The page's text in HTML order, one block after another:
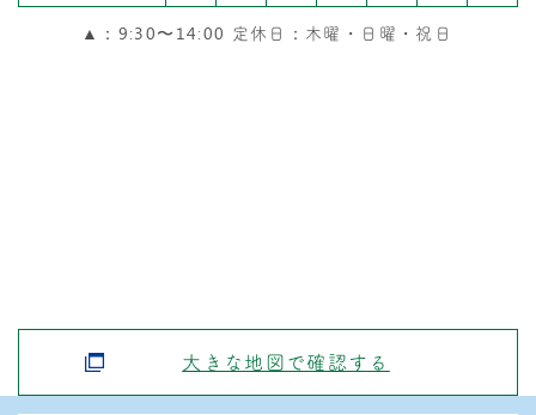
▲：9:30〜14:00 定休日：木曜・日曜・祝日
大きな地図で確認する